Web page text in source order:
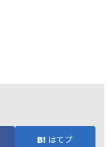
はてブ